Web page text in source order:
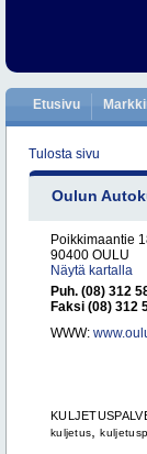
Etusivu
Tulosta sivu
Oulun
Poikkimaantie
90400 OULU
Näytä kartalla
Puh. (08) 312
Faksi (08) 312
WWW:
kuljetus ,